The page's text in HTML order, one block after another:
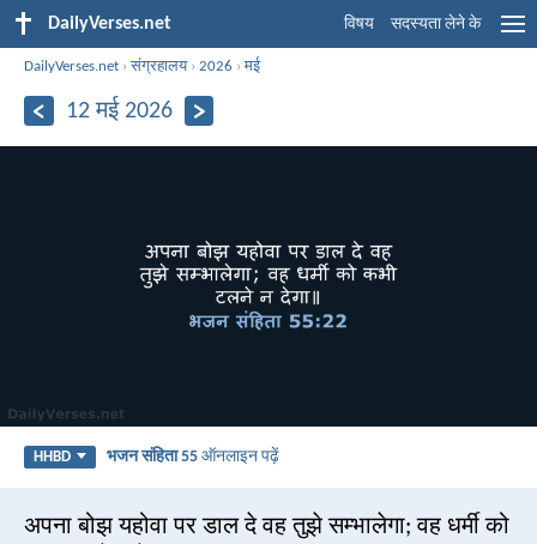
DailyVerses.net विषय सदस्यता लेने के
DailyVerses.net ›संग्रहालय›2026 ›मई
12 मई 2026
HHBD भजन संहिता 55 ऑनलाइन पढ़ें
अपना बोझ यहोवा पर डाल दे वह तुझे सम्भालेगा; वह धर्मी को